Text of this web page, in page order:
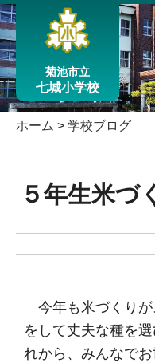
菊池市立
七城小学校
ホーム > 学校ブログ
５年生米づ
今年も米づくりが
をして丈夫な種を
れから、みんなで